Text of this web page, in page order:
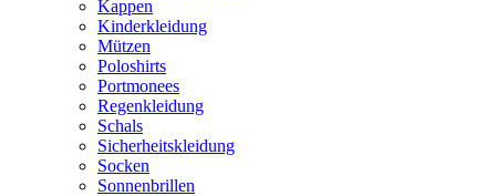
Kappen
Kinderkleidung
Mützen
Poloshirts
Portmonees
Regenkleidung
Schals
Sicherheitskleidung
Socken
Sonnenbrillen